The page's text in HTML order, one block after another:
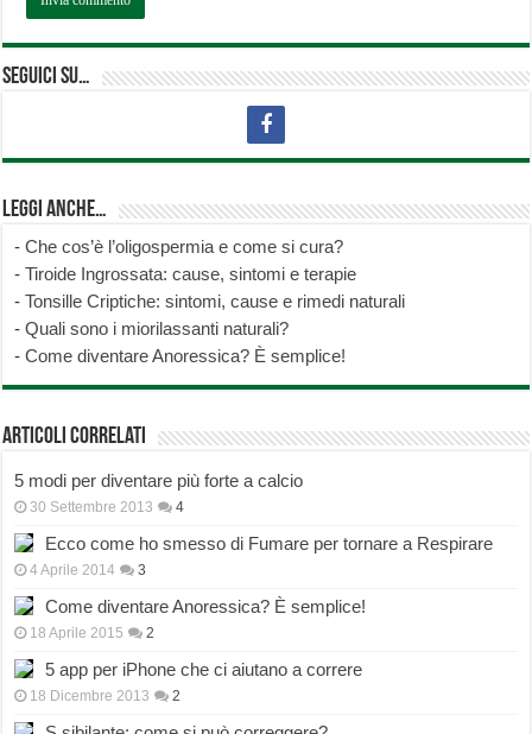
Seguici su…
Leggi anche…
-Che cos’è l’oligospermia e come si cura?
-Tiroide Ingrossata: cause, sintomi e terapie
-Tonsille Criptiche: sintomi, cause e rimedi naturali
-Quali sono i miorilassanti naturali?
-Come diventare Anoressica? È semplice!
Articoli correlati
5 modi per diventare più forte a calcio
30 Settembre 2013 4
Ecco come ho smesso di Fumare per tornare a Respirare
4 Aprile 2014 3
Come diventare Anoressica? È semplice!
18 Aprile 2015 2
5 app per iPhone che ci aiutano a correre
18 Dicembre 2013 2